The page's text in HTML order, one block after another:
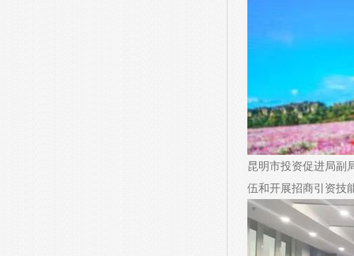
昆明市投资促进局副
伍和开展招商引资技